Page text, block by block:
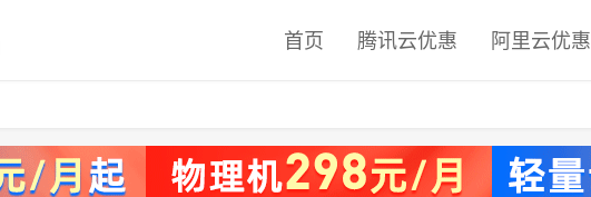
首页 腾讯云优惠 阿里云优惠